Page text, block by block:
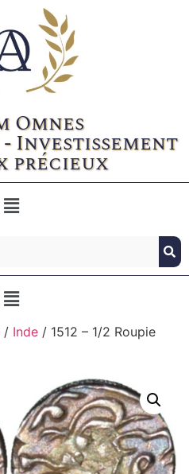
Omnes
Investissement
précieux
/ Inde / 1512 – 1/2 Roupie